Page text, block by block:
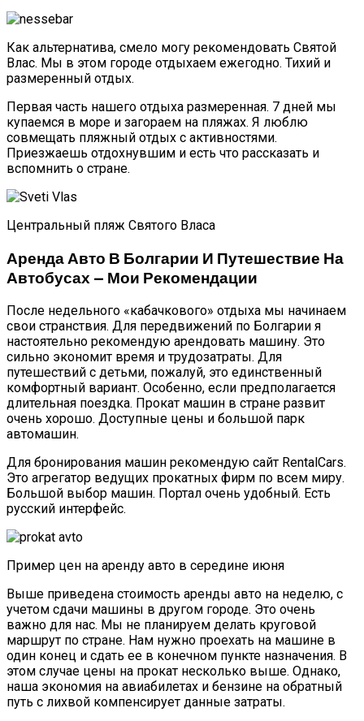
Как альтернатива, смело могу рекомендовать Святой
Влас. Мы в этом городе отдыхаем ежегодно. Тихий и
размеренный отдых.
Первая часть нашего отдыха размеренная. 7 дней мы
купаемся в море и загораем на пляжах. Я люблю
совмещать пляжный отдых с активностями.
Приезжаешь отдохнувшим и есть что рассказать и
вспомнить о стране.
Центральный пляж Святого Власа
Аренда Авто В Болгарии И Путешествие На
Автобусах — Мои Рекомендации
После недельного «кабачкового» отдыха мы начинаем
свои странствия. Для передвижений по Болгарии я
настоятельно рекомендую арендовать машину. Это
сильно экономит время и трудозатраты. Для
путешествий с детьми, пожалуй, это единственный
комфортный вариант. Особенно, если предполагается
длительная поездка. Прокат машин в стране развит
очень хорошо. Доступные цены и большой парк
автомашин.
Для бронирования машин рекомендую сайт RentalCars.
Это агрегатор ведущих прокатных фирм по всем миру.
Большой выбор машин. Портал очень удобный. Есть
русский интерфейс.
Пример цен на аренду авто в середине июня
Выше приведена стоимость аренды авто на неделю, с
учетом сдачи машины в другом городе. Это очень
важно для нас. Мы не планируем делать круговой
маршрут по стране. Нам нужно проехать на машине в
один конец и сдать ее в конечном пункте назначения. В
этом случае цены на прокат несколько выше. Однако,
наша экономия на авиабилетах и бензине на обратный
путь с лихвой компенсирует данные затраты.